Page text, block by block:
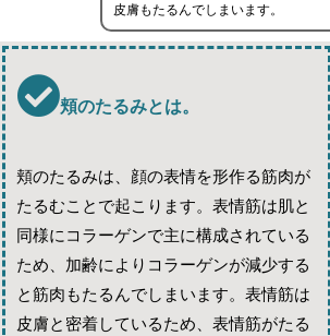
皮膚もたるんでしまいます。
頬のたるみとは。
頬のたるみは、顔の表情を形作る筋肉が
たるむことで起こります。表情筋は肌と
同様にコラーゲンで主に構成されている
ため、加齢によりコラーゲンが減少する
と筋肉もたるんでしまいます。表情筋は
皮膚と密着しているため、表情筋がたる